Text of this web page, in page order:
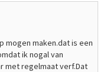
mogen maken.dat is een
ik nogal van
met regelmaat verf.Dat